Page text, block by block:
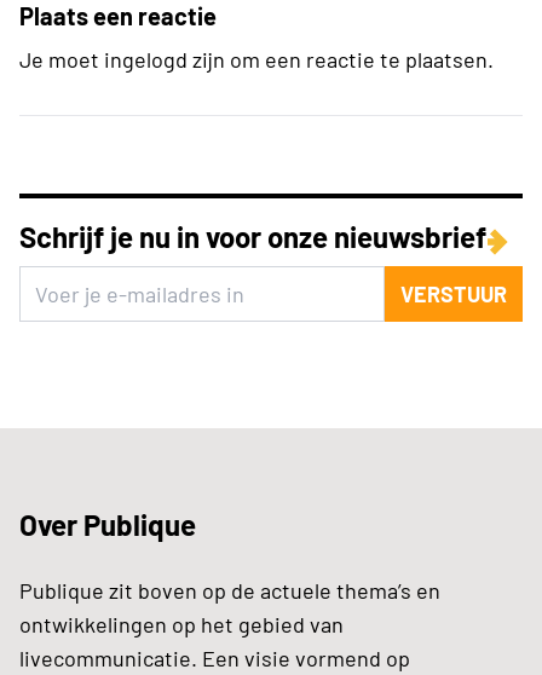
Plaats een reactie
Je moet ingelogd zijn om een reactie te plaatsen.
Schrijf je nu in voor onze nieuwsbrief
VERSTUUR
Over Publique
Publique zit boven op de actuele thema’s en
ontwikkelingen op het gebied van
livecommunicatie. Een visie vormend op